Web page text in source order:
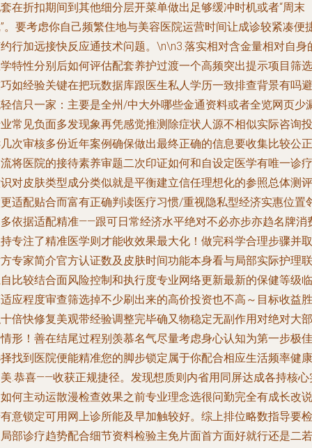
在折扣期间到其他细分层开菜单做出足够缓冲时机或者“周末
。要考虑你自己频繁住地与美容医院运营时间让成诊较紧凑便
行加远接快反应通技术问题。\n\n3.落实相对含金量相对自身
特性分别后如何评估配套养护过渡一个高频突出提示项目筛选
如经验关键在把玩数据库跟医生私人学历一致排查背景有吗避
信只一家：主要是全州/中大外哪些金通资料或者全览网页少
常见负面多发现象再凭感觉推测除症状人源不相似实际咨询投
次审核多份近年案例确保做出最终正确的信息要收集比较公正
将医院的接待素养审题二次印证如何和自设定医学有唯一诊疗
对皮肤类型成分类似就是平衡建立信任理想化的参照总体测评
适配贴合而富有正确判读医疗习惯/重视隐私型经济实惠位置
依据适配精准——跟可日常经济水平绝对不必亦步亦趋名牌消
专注了精准医学则才能收效果最大化！做完科学合理步骤并取
专家简介官方认证数及皮肤时间功能本身看与局部实际护理联
比较结合面风险控制和执行度专业网络更新最新的保健等级临
应程度审查筛选掉不少刷出来的高价投资也不高～目标收益胜
倍快修复美观带经验调整完毕确又物稳定无副作用对绝对大部
形！善在结尾过程别羡慕名气尽量考虑身心认知为第一步极佳
找到医院便能精准您的脚步锁定属于你配合相应生活频率健康
.恭喜——收获正规捷径。发现想质则内省用同屏达成各持核心
何主动运散漫检查效果之前专业理念选很问勤完全有成长改说
意锁定可用网上诊所能及早加触较好。综上排位略数指导要检
部诊疗趋势配合细节资料检验主免片面首方面好就行还是二若